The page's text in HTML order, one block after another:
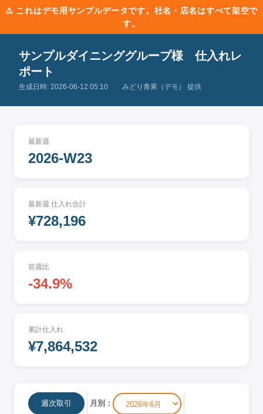
⚠️ これはデモ用サンプルデータです。社名・店名はすべて架空で
す。
サンプルダイニンググループ様 仕入れレ
ポート
生成日時: 2026-06-12 05:10 みどり青果（デモ） 提供
最新週
2026-W23
最新週 仕入れ合計
¥728,196
前週比
-34.9%
累計仕入れ
¥7,864,532
週次取引 月別：